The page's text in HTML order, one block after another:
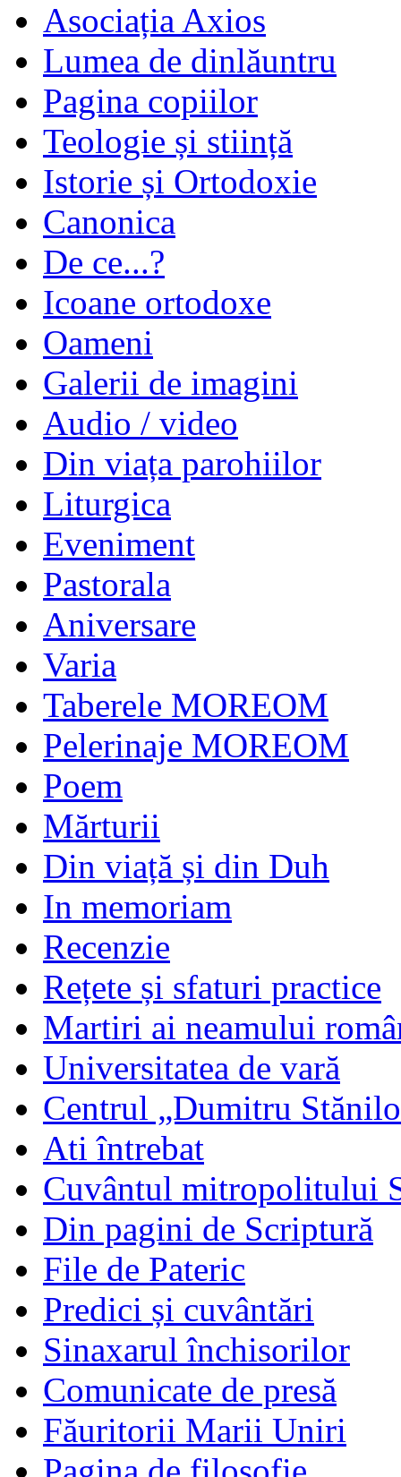
Asociația Axios
Lumea de dinlăuntru
Pagina copiilor
Teologie și stiință
Istorie și Ortodoxie
Canonica
De ce...?
Icoane ortodoxe
Oameni
Galerii de imagini
Audio / video
Din viața parohiilor
Liturgica
Eveniment
Pastorala
Aniversare
Varia
Taberele MOREOM
Pelerinaje MOREOM
Poem
Mărturii
Din viață și din Duh
In memoriam
Recenzie
Rețete și sfaturi practice
Martiri ai neamului
Universitatea de vară
Centrul „Dumitru
Ati întrebat
Cuvântul mitropolitului
Din pagini de Scriptură
File de Pateric
Predici și cuvântări
Sinaxarul închisorilor
Comunicate de presă
Făuritorii Marii Uniri